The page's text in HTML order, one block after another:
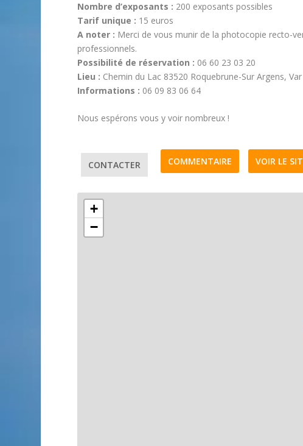
Nombre d’exposants : 200 exposants possibles
Tarif unique : 15 euros
A noter : Merci de vous munir de la photocopie recto-
professionnels.
Possibilité de réservation : 06 60 23 03 20
Lieu : Chemin du Lac 83520 Roquebrune-Sur Argens, Var
Informations : 06 09 83 06 64
Nous espérons vous y voir nombreux !
CONTACTER COMMENTAIRE VOIR LE
+
−